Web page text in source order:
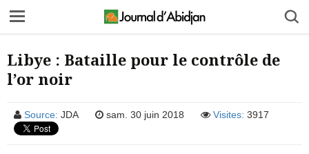
Libye : Bataille pour le contrôle de
l’or noir
Source: JDA sam. 30 juin 2018 Visites: 3917